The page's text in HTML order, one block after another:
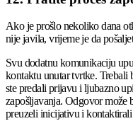
Ako je prošlo nekoliko dana
nije javila, vrijeme je da
Svu dodatnu komunikaciju
kontaktu unutar tvrtke. Trebali
ste predali prijavu i ljubazno
zapošljavanja. Odgovor može
preuzeli inicijativu i